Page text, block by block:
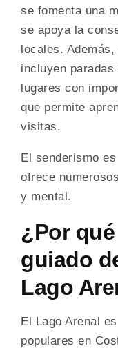
se fomenta una
se apoya la
locales.
incluyen
lugares con
que permite
visitas.
El senderismo
ofrece
y mental.
¿Por
guiado
Lago
El Lago Arenal
populares en